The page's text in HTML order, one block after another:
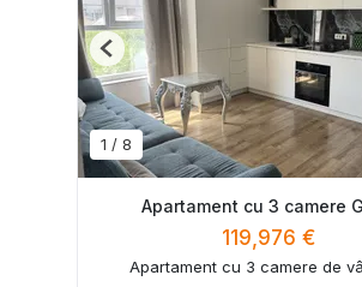
1 / 8
Previous
Apartament cu 3 camere
119,976 €
Apartament cu 3 camere de